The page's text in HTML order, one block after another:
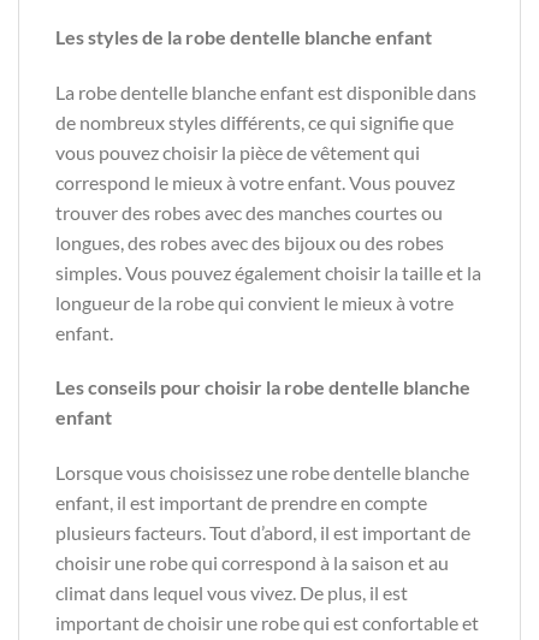
Les styles de la robe dentelle blanche enfant
La robe dentelle blanche enfant est disponible dans
de nombreux styles différents, ce qui signifie que
vous pouvez choisir la pièce de vêtement qui
correspond le mieux à votre enfant. Vous pouvez
trouver des robes avec des manches courtes ou
longues, des robes avec des bijoux ou des robes
simples. Vous pouvez également choisir la taille et la
longueur de la robe qui convient le mieux à votre
enfant.
Les conseils pour choisir la robe dentelle blanche
enfant
Lorsque vous choisissez une robe dentelle blanche
enfant, il est important de prendre en compte
plusieurs facteurs. Tout d’abord, il est important de
choisir une robe qui correspond à la saison et au
climat dans lequel vous vivez. De plus, il est
important de choisir une robe qui est confortable et